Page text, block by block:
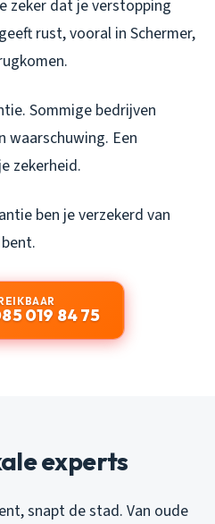
zeker dat je verstopping
rust, vooral in Schermer,
Sommige bedrijven
waarschuwing. Een
zekerheid.
ben je verzekerd van
019 84 75
experts
snapt de stad. Van oude